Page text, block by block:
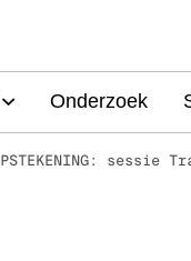
Onderzoek